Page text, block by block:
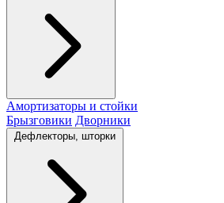
Амортизаторы и стойки
Брызговики Дворники
Дефлекторы, шторки